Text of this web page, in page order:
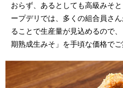
おらず、あるとしても高級みそ
ープデリでは、多くの組合員さ
ることで生産量が見込めるので
期熟成生みそ」を手頃な価格でご